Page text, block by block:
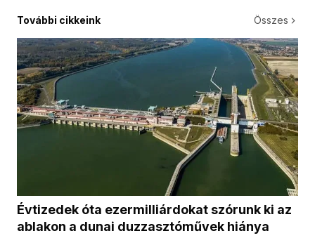
További cikkeink Összes
Évtizedek óta ezermilliárdokat szórunk ki az
ablakon a dunai duzzasztóművek hiánya